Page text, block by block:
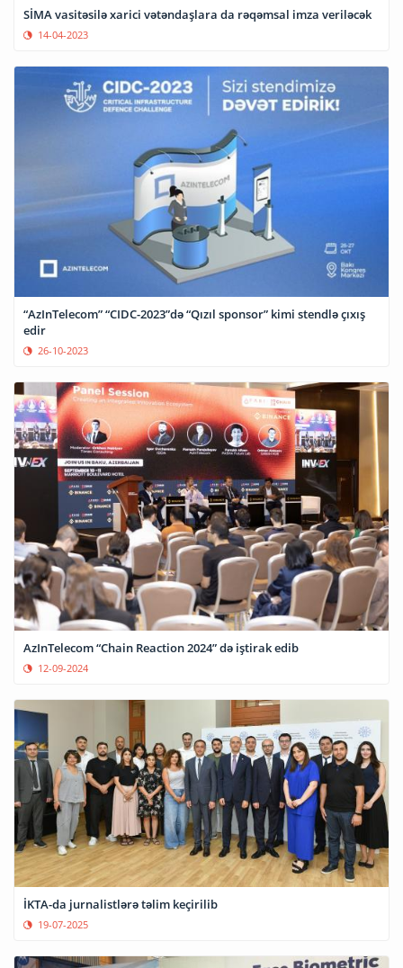
SİMA vasitəsilə xarici vətəndaşlara da rəqəmsal imza veriləcək
14-04-2023
“AzInTelecom” “CIDC-2023”də “Qızıl sponsor” kimi stendlə çıxış
edir
26-10-2023
AzInTelecom “Chain Reaction 2024” də iştirak edib
12-09-2024
İKTA-da jurnalistlərə təlim keçirilib
19-07-2025